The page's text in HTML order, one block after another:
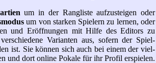
um in der Rang­liste auf­zu­steigen oder
um von starken Spielern zu lernen, oder
und Eröff­nungen mit Hilfe des Editors zu
Varianten aus, sofern der Spiel­
ist. Sie können sich auch bei einem der viel­
und dort online Pokale für ihr Profil erspielen.